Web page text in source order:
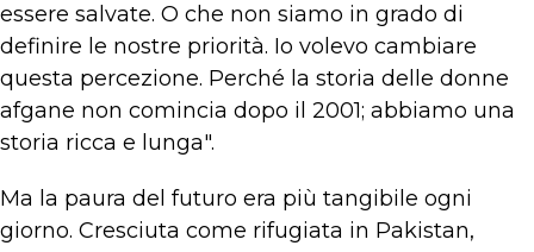
essere salvate. O che non siamo in grado di
definire le nostre priorità. Io volevo cambiare
questa percezione. Perché la storia delle donne
afgane non comincia dopo il 2001; abbiamo una
storia ricca e lunga".
Ma la paura del futuro era più tangibile ogni
giorno. Cresciuta come rifugiata in Pakistan,